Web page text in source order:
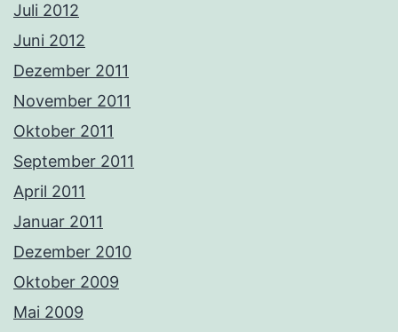
Juli 2012
Juni 2012
Dezember 2011
November 2011
Oktober 2011
September 2011
April 2011
Januar 2011
Dezember 2010
Oktober 2009
Mai 2009